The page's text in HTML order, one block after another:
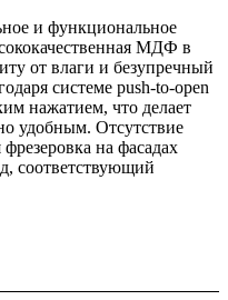
и функциональное
МДФ в
от влаги и безупречный
системе push-to-open
нажатием, что делает
удобным. Отсутствие
на фасадах
соответствующий